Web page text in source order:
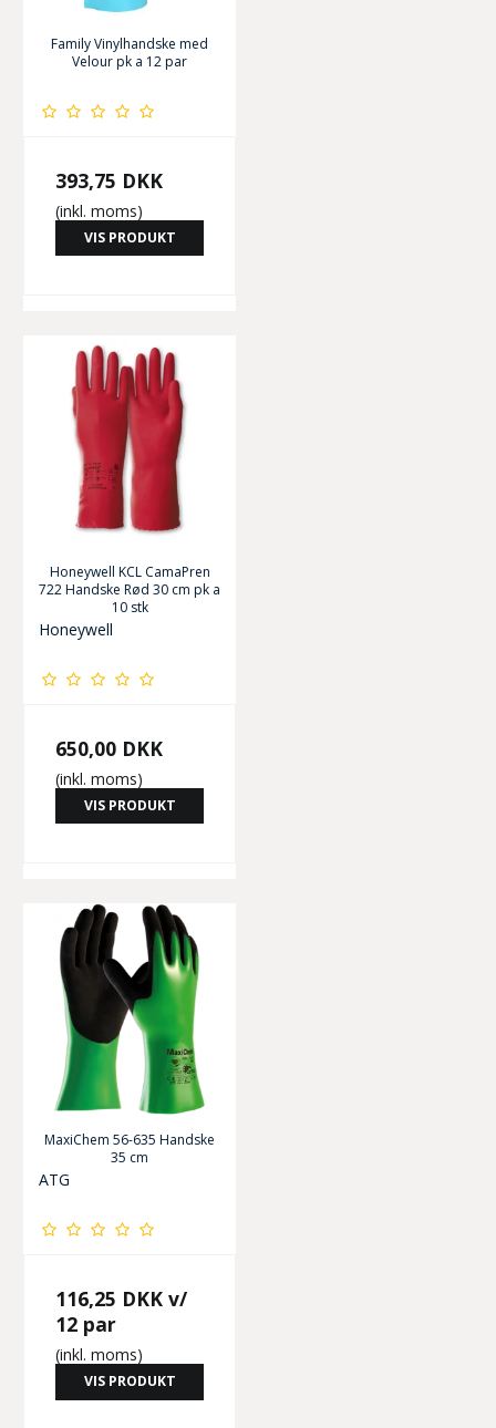
Family Vinylhandske med
Velour pk a 12 par
393,75 DKK
(inkl. moms)
VIS PRODUKT
Honeywell KCL CamaPren
722 Handske Rød 30 cm pk a
10 stk
Honeywell
650,00 DKK
(inkl. moms)
VIS PRODUKT
MaxiChem 56-635 Handske
35 cm
ATG
116,25 DKK v/
12 par
(inkl. moms)
VIS PRODUKT